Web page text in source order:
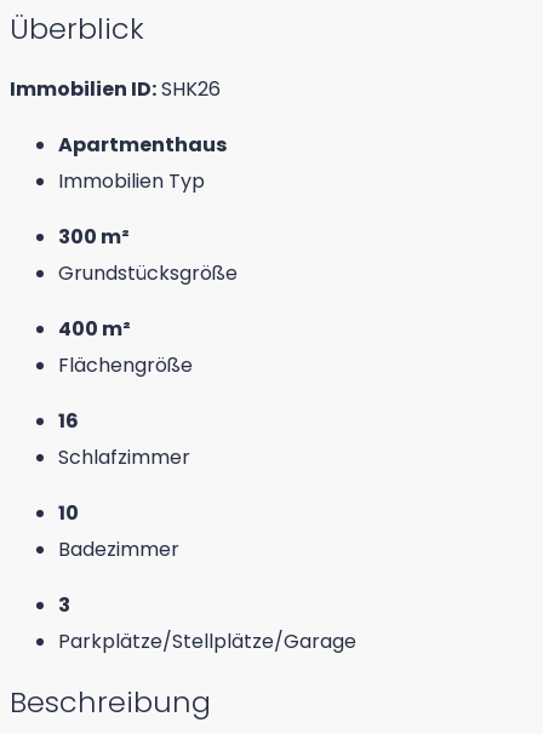
Überblick
Immobilien ID:SHK26
Apartmenthaus
Immobilien Typ
300 m²
Grundstücksgröße
400 m²
Flächengröße
16
Schlafzimmer
10
Badezimmer
3
Parkplätze/Stellplätze/Garage
Beschreibung